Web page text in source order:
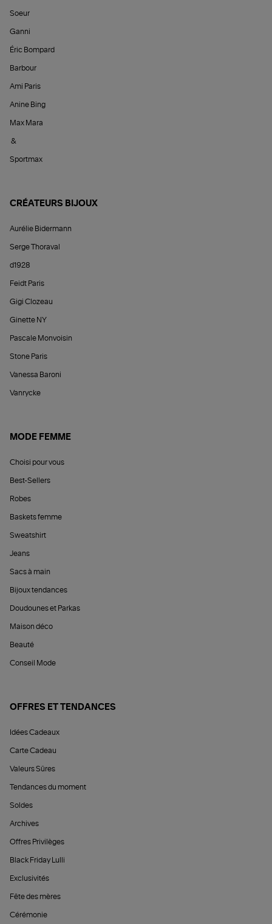
Soeur
Ganni
Éric Bompard
Barbour
Ami Paris
Anine Bing
Max Mara
&
Sportmax
CRÉATEURS BIJOUX
Aurélie Bidermann
Serge Thoraval
d1928
Feidt Paris
Gigi Clozeau
Ginette NY
Pascale Monvoisin
Stone Paris
Vanessa Baroni
Vanrycke
MODE FEMME
Choisi pour vous
Best-Sellers
Robes
Baskets femme
Sweatshirt
Jeans
Sacs à main
Bijoux tendances
Doudounes et Parkas
Maison déco
Beauté
Conseil Mode
OFFRES ET TENDANCES
Idées Cadeaux
Carte Cadeau
Valeurs Sûres
Tendances du moment
Soldes
Archives
Offres Privilèges
Black Friday Lulli
Exclusivités
Fête des mères
Cérémonie